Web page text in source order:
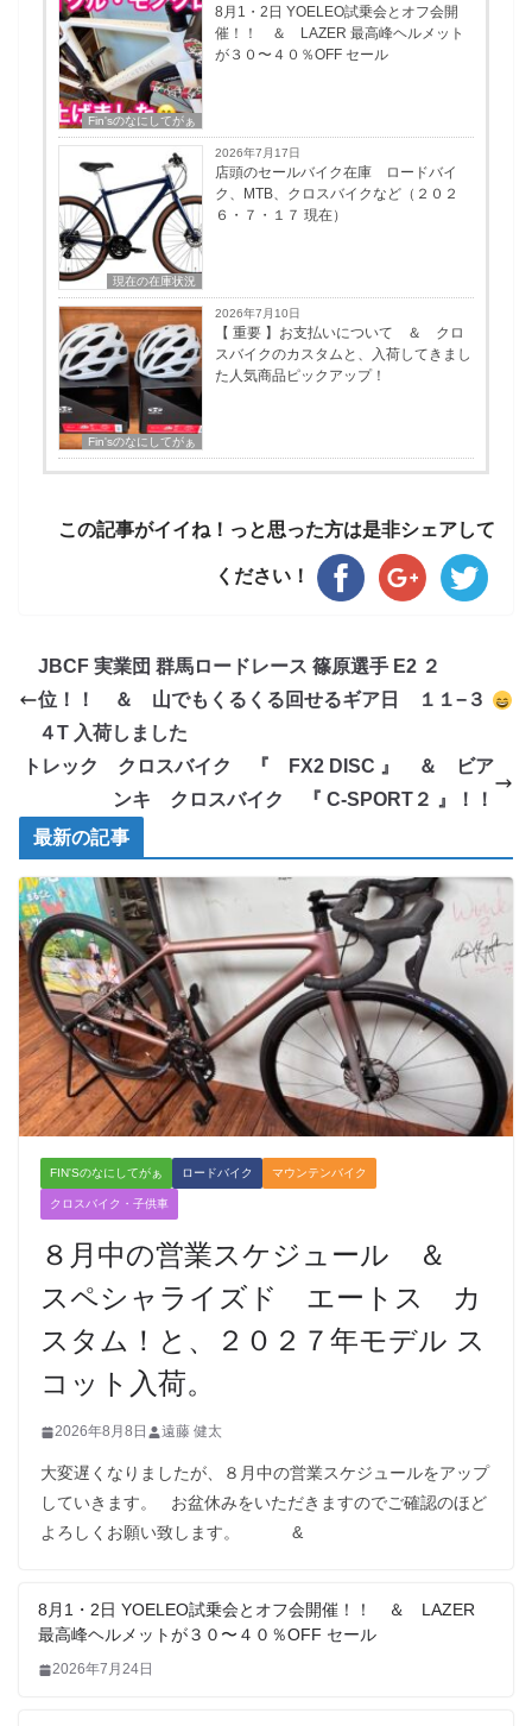
Fin'sのなにしてがぁ
8月1・2日 YOELEO試乗会とオフ会開
催！！ ＆ LAZER 最高峰ヘルメット
が３０〜４０％OFF セール
現在の在庫状況
2026年7月17日
店頭のセールバイク在庫 ロードバイ
ク、MTB、クロスバイクなど（２０２
６・７・１７ 現在）
Fin'sのなにしてがぁ
2026年7月10日
【 重要 】お支払いについて ＆ クロ
スバイクのカスタムと、入荷してきまし
た人気商品ピックアップ！
この記事がイイね！っと思った方は是非シェアして
ください！
JBCF 実業団 群馬ロードレース 篠原選手 E2 ２
位！！ ＆ 山でもくるくる回せるギア日 １１−３
４T 入荷しました
トレック クロスバイク 『 FX2 DISC 』 ＆ ビア
ンキ クロスバイク 『 C-SPORT２ 』！！
最新の記事
FIN'Sのなにしてがぁ ロードバイク マウンテンバイク
クロスバイク・子供車
８月中の営業スケジュール ＆
スペシャライズド エートス カ
スタム！と、２０２７年モデル ス
コット入荷。
2026年8月8日 遠藤 健太
大変遅くなりましたが、８月中の営業スケジュールをアップ
していきます。 お盆休みをいただきますのでご確認のほど
よろしくお願い致します。 &
8月1・2日 YOELEO試乗会とオフ会開催！！ ＆ LAZER
最高峰ヘルメットが３０〜４０％OFF セール
2026年7月24日